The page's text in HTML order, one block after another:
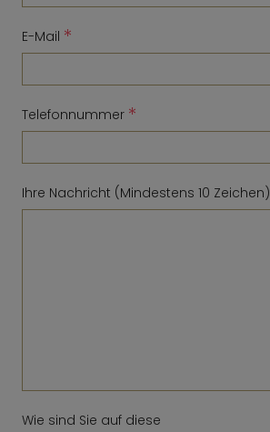
E-Mail *
Telefonnummer *
Ihre Nachricht (Mindestens 10 Zeichen)
Wie sind Sie auf diese